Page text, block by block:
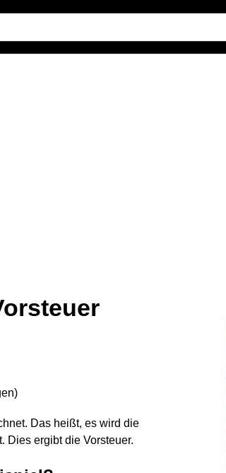
)
Das heißt, es wird die
Dies ergibt die Vorsteuer.